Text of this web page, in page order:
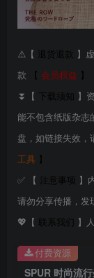
⚠️【 退货退款
】
款
【 会员权益 】
⏬【
下载须知
】
能不包含纸版杂志
盘，如链接失效，
工具 】
✅ 【 注意事项 】
请勿分享传播，发
💖【 联系我们 】
SPUR 时尚流
付费资源